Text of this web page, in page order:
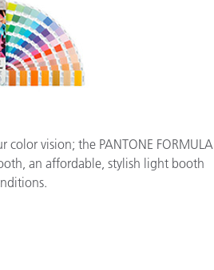
color vision; the PANTONE FORMULA
an affordable, stylish light booth